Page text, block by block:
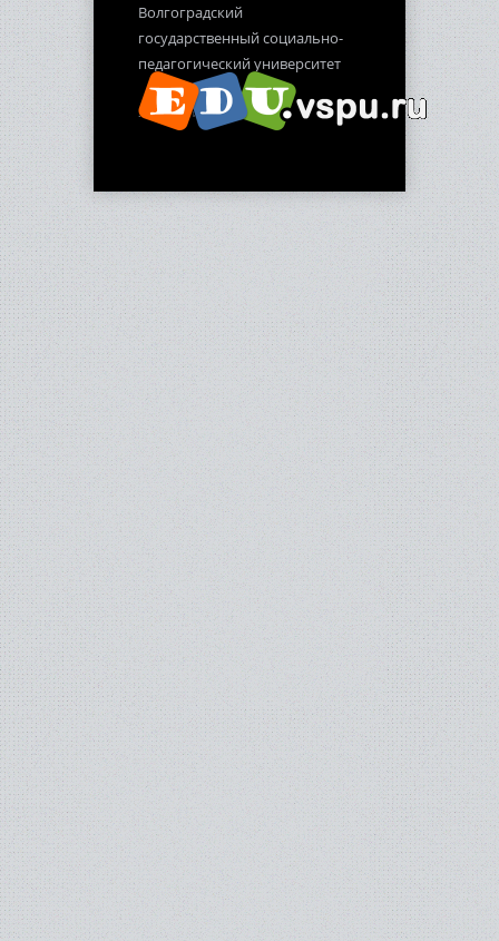
Волгоградский
государственный социально-
педагогический университет
2012-2013 гг.